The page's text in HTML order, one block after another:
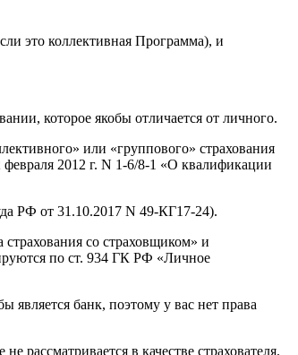
это коллективная Программа), и
которое якобы отличается от личного.
или «группового» страхования
2012 г. N 1-6/8-1 «О квалификации
РФ от 31.10.2017 N 49-КГ17-24).
со страховщиком» и
по ст. 934 ГК РФ «Личное
является банк, поэтому у вас нет права
рассматривается в качестве страхователя.